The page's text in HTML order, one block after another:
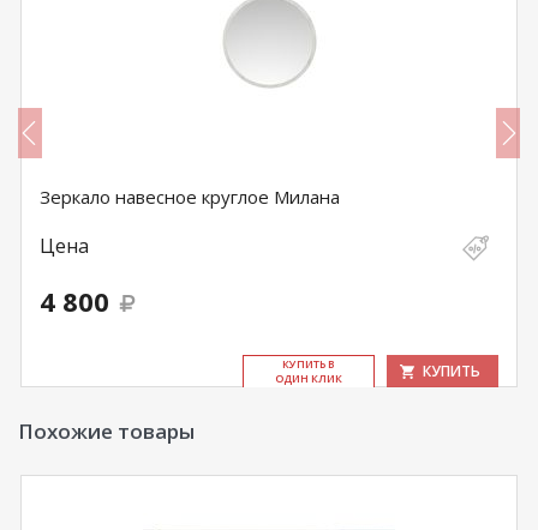
Зеркало навесное круглое Милана
Цена
4 800
КУ­ПИТЬ В
ОДИН КЛИК
КУПИТЬ
Похожие товары